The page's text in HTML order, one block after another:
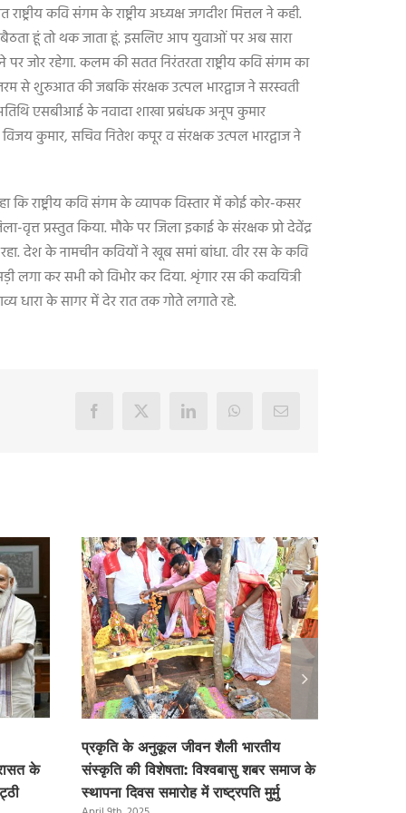
कवि संगम के राष्ट्रीय अध्यक्ष जगदीश मित्तल ने कही.
बैठता हूं तो थक जाता हूं. इसलिए आप युवाओं पर अब सारा
जोर रहेगा. कलम की सतत निरंतरता राष्ट्रीय कवि संगम का
से शुरुआत की जबकि संरक्षक उत्पल भारद्वाज ने सरस्वती
अतिथि एसबीआई के नवादा शाखा प्रबंधक अनूप कुमार
विजय कुमार,सचिव नितेश कपूर व संरक्षक उत्पल भारद्वाज ने
कि राष्ट्रीय कवि संगम के व्यापक विस्तार में कोई कोर-कसर
वृत्त प्रस्तुत किया. मौके पर जिला इकाई के संरक्षक प्रो देवेंद्र
रहा. देश के नामचीन कवियों ने खूब समां बांधा. वीर रस के कवि
लगा कर सभी को विभोर कर दिया. शृंगार रस की कवयित्री
धारा के सागर में देर रात तक गोते लगाते रहे.
Facebook
X LinkedInWhatsAppEmail
के
प्रकृति के अनुकूल जीवन शैली भारतीय
संस्कृति की विशेषता: विश्वबासु शबर समाज के
स्थापना दिवस समारोह में राष्ट्रपति मुर्मु